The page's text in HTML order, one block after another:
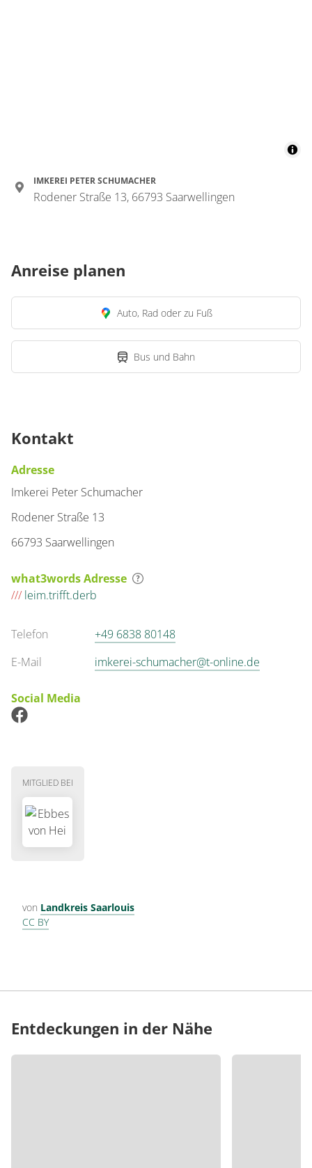
IMKEREI PETER SCHUMACHER
Rodener Straße 13, 66793 Saarwellingen
Anreise planen
Auto, Rad oder zu Fuß
Bus und Bahn
Kontakt
Adresse
Imkerei Peter Schumacher
Rodener Straße 13
66793 Saarwellingen
what3words Adresse
/// leim.trifft.derb
Telefon
+49 6838 80148
E-Mail
imkerei-schumacher@t-online.de
Social Media
MITGLIED BEI
von Landkreis Saarlouis
CC BY
Entdeckungen in der Nähe